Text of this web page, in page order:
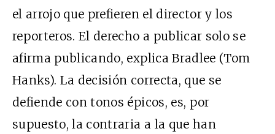
el arrojo que prefieren el director y los
reporteros. El derecho a publicar solo se
afirma publicando, explica Bradlee (Tom
Hanks). La decisión correcta, que se
defiende con tonos épicos, es, por
supuesto, la contraria a la que han